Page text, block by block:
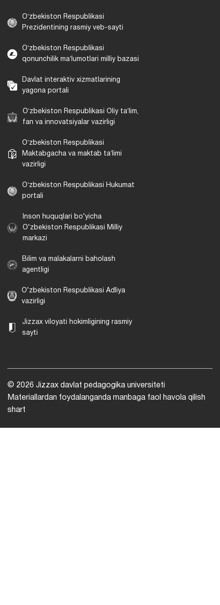
Oʻzbekiston Respublikasi
Prezidentining rasmiy veb-sayti
Oʻzbekiston Respublikasi
qonunchilik maʼlumotlari milliy bazasi
Davlat interaktiv xizmatlarining
yagona portali
Oʻzbekiston Respublikasi Oliy taʼlim,
fan va innovatsiyalar vazirligi
Oʻzbekiston Respublikasi
Maktabgacha va maktab taʼlimi
vazirligi
Oʻzbekiston Respublikasi Hukumat
portali
Inson huquqlari bo‘yicha
O‘zbekiston Respublikasi Milliy
markazi
Bilim va malakalarni baholash
agentligi
O‘zbekiston Respublikasi Adliya
vazirligi
Jizzax viloyati hokimligining rasmiy
sayti
© 2026 Jizzax davlat pedagogika universiteti
Materiallardan foydalanganda manbaga faol havola qilish
shart